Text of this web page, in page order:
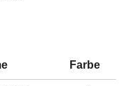
Farbe